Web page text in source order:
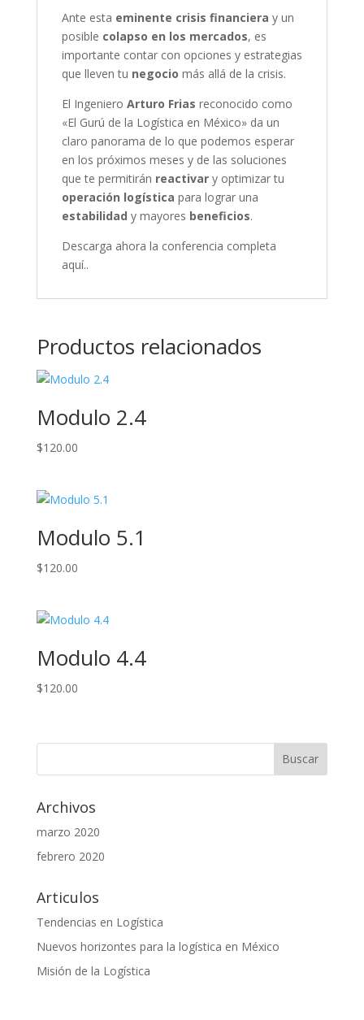
Ante esta eminente crisis financiera y un
posible colapso en los mercados, es
importante contar con opciones y estrategias
que lleven tu negocio más allá de la crisis.
El Ingeniero Arturo Frias reconocido como
«El Gurú de la Logística en México» da un
claro panorama de lo que podemos esperar
en los próximos meses y de las soluciones
que te permitirán reactivary optimizar tu
operación logística para lograr una
estabilidad y mayores beneficios.
Descarga ahora la conferencia completa
aquí..
Productos relacionados
Modulo 2.4
$120.00
Modulo 5.1
$120.00
Modulo 4.4
$120.00
Archivos
marzo 2020
febrero 2020
Articulos
Tendencias en Logística
Nuevos horizontes para la logística en México
Misión de la Logística